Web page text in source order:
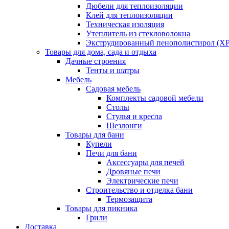
Дюбели для теплоизоляции
Клей для теплоизоляции
Техническая изоляция
Утеплитель из стекловолокна
Экструдированный пенополистирол
Товары для дома, сада и отдыха
Дачные строения
Тенты и шатры
Мебель
Садовая мебель
Комплекты садовой мебели
Столы
Стулья и кресла
Шезлонги
Товары для бани
Купели
Печи для бани
Аксессуары для печей
Дровяные печи
Электрические печи
Строительство и отделка бани
Термозащита
Товары для пикника
Грили
Доставка